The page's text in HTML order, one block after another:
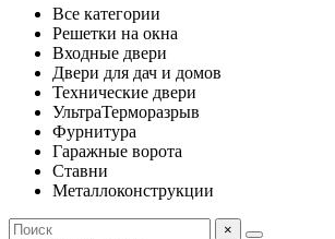
Все категории
Решетки на окна
Входные двери
Двери для дач и домов
Технические двери
УльтраТерморазрыв
Фурнитура
Гаражные ворота
Ставни
Металлоконструкции
×